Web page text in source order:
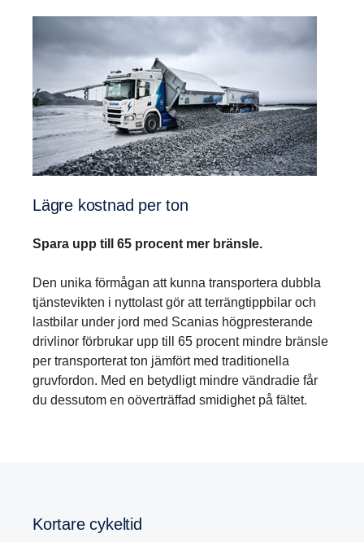
Lägre kostnad per ton
Spara upp till 65 procent mer bränsle.
Den unika förmågan att kunna transportera dubbla
tjänstevikten i nyttolast gör att terrängtippbilar och
lastbilar under jord med Scanias högpresterande
drivlinor förbrukar upp till 65 procent mindre bränsle
per transporterat ton jämfört med traditionella
gruvfordon. Med en betydligt mindre vändradie får
du dessutom en oöverträffad smidighet på fältet.
Kortare cykeltid